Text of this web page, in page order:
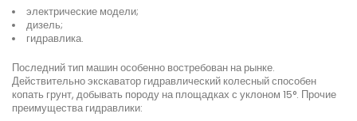
электрические модели;
дизель;
гидравлика.
Последний тип машин особенно востребован на рынке.
Действительно экскаватор гидравлический колесный способен
копать грунт, добывать породу на площадках с уклоном 15°. Прочие
преимущества гидравлики: